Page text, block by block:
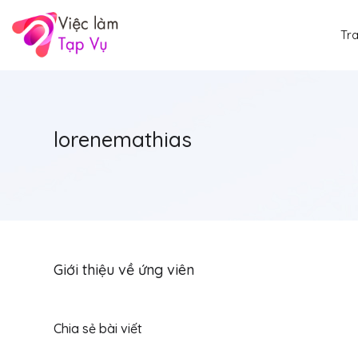
lorenemathias
Giới thiệu về ứng viên
Chia sẻ bài viết